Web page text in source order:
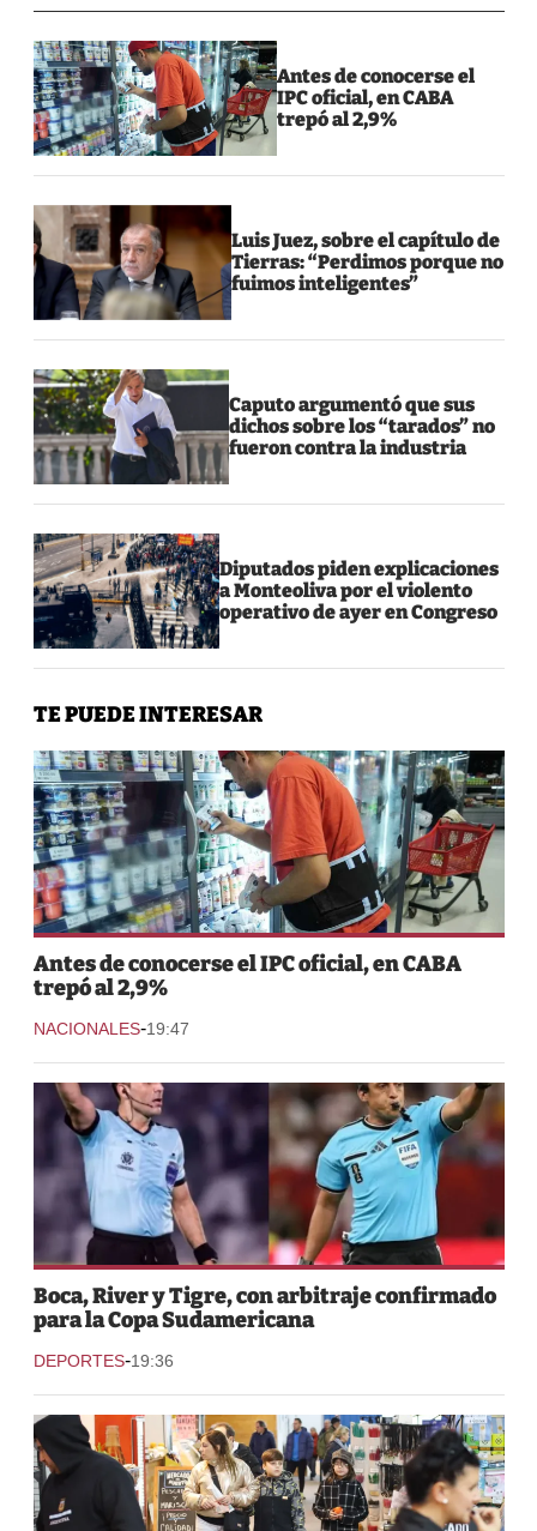
Antes de conocerse el
IPC oficial, en CABA
trepó al 2,9%
Luis Juez, sobre el capítulo de
Tierras: “Perdimos porque no
fuimos inteligentes”
Caputo argumentó que sus
dichos sobre los “tarados” no
fueron contra la industria
Diputados piden explicaciones
a Monteoliva por el violento
operativo de ayer en Congreso
TE PUEDE INTERESAR
Antes de conocerse el IPC oficial, en CABA
trepó al 2,9%
NACIONALES-19:47
Boca, River y Tigre, con arbitraje confirmado
para la Copa Sudamericana
DEPORTES-19:36